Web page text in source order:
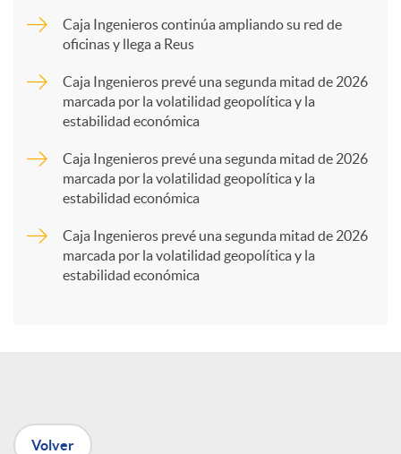
p
a
n
Caja Ingenieros continúa ampliando su red de
oficinas y llega a Reus
Caja Ingenieros prevé una segunda mitad de 2026
marcada por la volatilidad geopolítica y la
estabilidad económica
Caja Ingenieros prevé una segunda mitad de 2026
marcada por la volatilidad geopolítica y la
estabilidad económica
Caja Ingenieros prevé una segunda mitad de 2026
marcada por la volatilidad geopolítica y la
estabilidad económica
Volver